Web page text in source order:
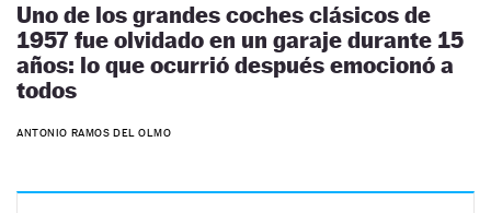
Uno de los grandes coches clásicos de
1957 fue olvidado en un garaje durante 15
años: lo que ocurrió después emocionó a
todos
ANTONIO RAMOS DEL OLMO